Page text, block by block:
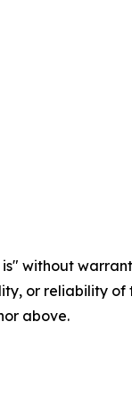
is" without
or reliability
above.